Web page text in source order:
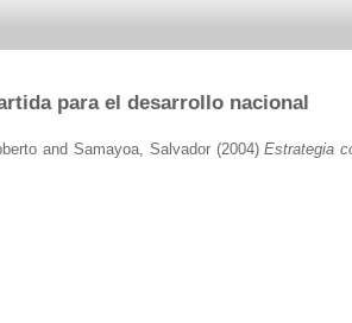
para el desarrollo nacional
and Samayoa, Salvador(2004)Estrategia